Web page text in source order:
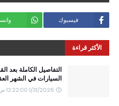
فيسبوك
الأكثر قراءة
التفاصيل الكاملة بعد
السيارات في الشهر
1/31/2026 12:22:00 ص